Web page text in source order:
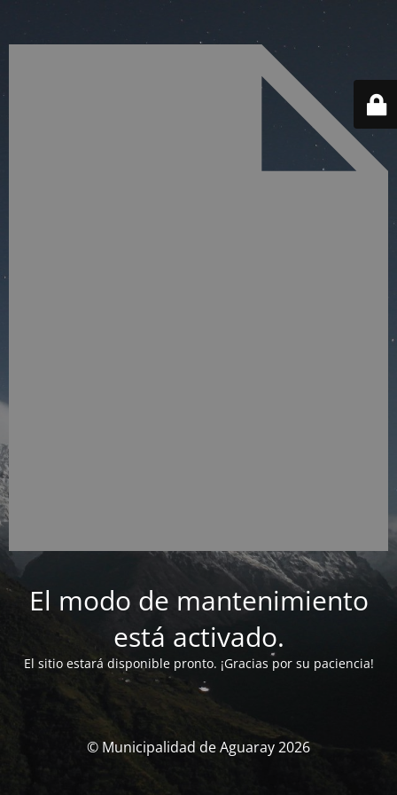
El modo de mantenimiento
está activado.
El sitio estará disponible pronto. ¡Gracias por su paciencia!
© Municipalidad de Aguaray 2026